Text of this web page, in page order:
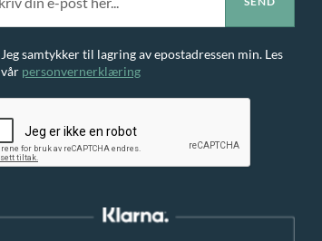
Jeg samtykker til lagring av epostadressen min. Les
vår personvernerklæring